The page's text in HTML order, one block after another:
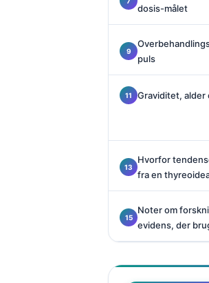
dosis-målet
puls
Graviditet,
Hvorfor
fra en
Noter om
evidens, der